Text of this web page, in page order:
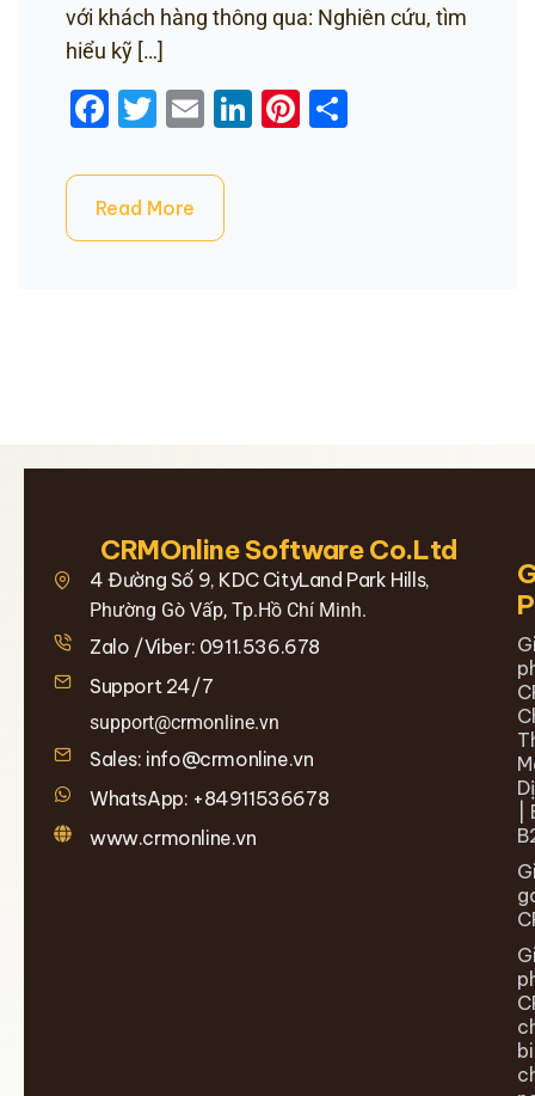
với khách hàng thông qua: Nghiên cứu, tìm
hiểu kỹ […]
Facebook
Twitter
EmailLinkedIn
Pinterest
Read More
CRMOnline Software Co.Ltd
4 Đường Số 9, KDC CityLand Park Hills,
Phường Gò Vấp, Tp.Hồ Chí Minh.
Zalo /Viber: 0911.536.678
Support 24/7
support@crmonline.vn
Sales: info@crmonline.vn
WhatsApp: +84911536678
www.crmonline.vn